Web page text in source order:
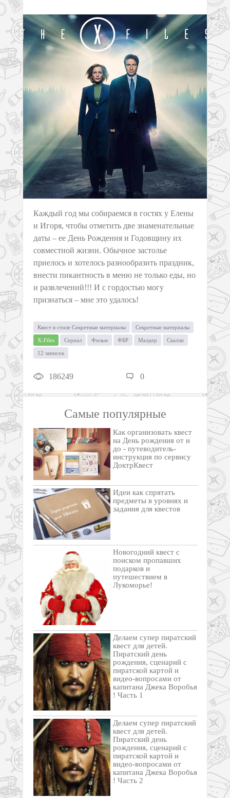
Каждый год мы собираемся в гостях у Елены
и Игоря, чтобы отметить две знаменательные
даты – ее День Рождения и Годовщину их
совместной жизни. Обычное застолье
приелось и хотелось разнообразить праздник,
внести пикантность в меню не только еды, но
и развлечений!!! И с гордостью могу
признаться – мне это удалось!
Квест в стиле Секретные материалы Секретные материалы
X-Files Сериал Фильм ФБР Малдер Скалли
12 записок
186249 0
Самые популярные
Как организовать квест
на День рождения от и
до - путеводитель-
инструкция по сервису
ДоктрКвест
Идеи как спрятать
предметы в уровнях и
задания для квестов
Новогодний квест с
поиском пропавших
подарков и
путешествием в
Лукоморье!
Делаем супер пиратский
квест для детей.
Пиратский день
рождения, сценарий с
пиратской картой и
видео-вопросами от
капитана Джека Воробья
! Часть 1
Делаем супер пиратский
квест для детей.
Пиратский день
рождения, сценарий с
пиратской картой и
видео-вопросами от
капитана Джека Воробья
! Часть 2